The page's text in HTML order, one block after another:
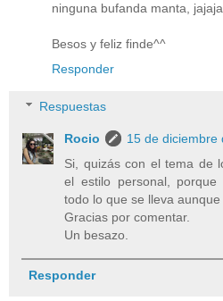
ninguna bufanda manta,
Besos y feliz finde^^
Responder
Respuestas
Rocio
15 de diciembre
Si, quizás con el tema de
el estilo personal,
todo lo que se lleva aunque
Gracias por comentar.
Un besazo.
Responder